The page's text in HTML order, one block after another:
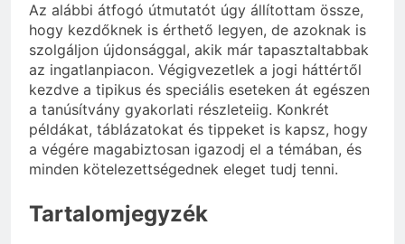
Az alábbi átfogó útmutatót úgy állítottam össze,
hogy kezdőknek is érthető legyen, de azoknak is
szolgáljon újdonsággal, akik már tapasztaltabbak
az ingatlanpiacon. Végigvezetlek a jogi háttértől
kezdve a tipikus és speciális eseteken át egészen
a tanúsítvány gyakorlati részleteiig. Konkrét
példákat, táblázatokat és tippeket is kapsz, hogy
a végére magabiztosan igazodj el a témában, és
minden kötelezettségednek eleget tudj tenni.
Tartalomjegyzék